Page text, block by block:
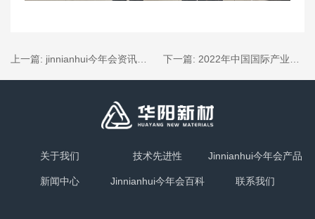
上一篇: jinnianhui今年会资讯丨jinnianhui今年会新材被授予2022年度辽宁省“专精特新”产品（技术）称号、专精特新“小巨人”企业称号 下一篇: 2022年中国国际产业用纺织品及非织造布展览会
关于我们 技术先进性 Jinnianhui今年会产品
新闻中心 Jinnianhui今年会百科 联系我们